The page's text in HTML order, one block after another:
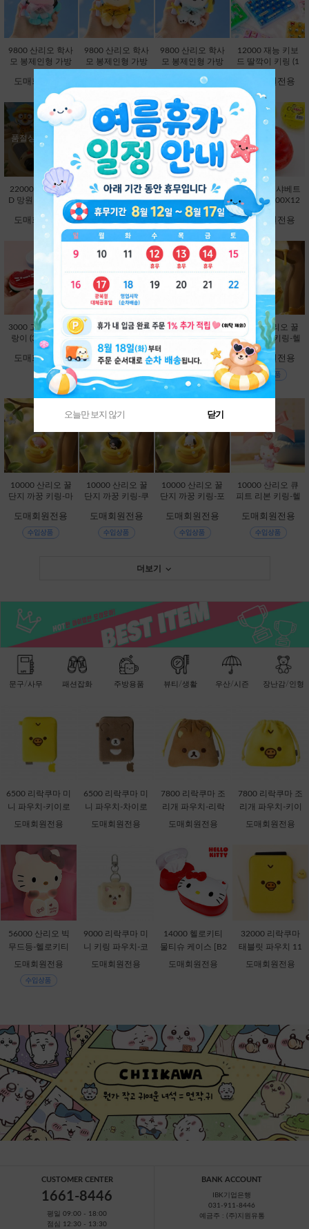
9800 산리오 학사
모 봉제인형 가방
[B2-083234]
도매회원전용
9800 산리오 학사
모 봉제인형 가방
9800 산리오 학사
모 봉제인형 가방
[B2-083227]
도매회원전용
12000 재능 키보
드 딸깍이 키링 (1
45048]
도매회원전용
품절상품입니다.
22000 뽀로로 LE
D 망원경 [C1-373
도매회원전용
3000 플랫볼 스피
너 1탄 (3000X24E
A) [C1-145246]
도매회원전용
7000 망고스틴 크
런치 슬랑이 (7000
X12EA) [B1-1450
17]
도매회원전용
5000 과일 샤베트
슬랑이 (5000X12
EA) [B1-998485]
도매회원전용
3000 고양이빵 말
랑이 (3000X12E
A) [B1-946261]
도매회원전용
5000 젤리 베어 슬
랑이 (5000X12E
A) [B1-461655]
도매회원전용
25000 산리오 별
빛 LED 차량용 방
향제-시나모롤 [C
1-113430]
도매회원전용
10000 산리오 꿀
단지 까꿍 키링-헬
로키티 [C2-32801
3]
도매회원전용
10000 산리오 꿀
단지 까꿍 키링-마
037]
도매회원전용
10000 산리오 꿀
단지 까꿍 키링-쿠
도매회원전용
10000 산리오 꿀
단지 까꿍 키링-포
도매회원전용
10000 산리오 큐
피트 리본 키링-헬
1]
도매회원전용
더보기
문구/사무 패션잡화 주방용품 뷰티/생활 우산/시즌 장난감/인형
6500 리락쿠마 미
니 파우치-키이로
이토리 [C2-06871
도매회원전용
6500 리락쿠마 미
니 파우치-차이로
이코구마 [C2-068
도매회원전용
7800 리락쿠마 조
리개 파우치-리락
쿠마 [C2-068735]
도매회원전용
7800 리락쿠마 조
리개 파우치-키이
로이토리 [C2-068
도매회원전용
56000 산리오 빅
무드등-헬로키티
[C1-315167]
도매회원전용
9000 리락쿠마 미
니 키링 파우치-코
리락쿠마 [C2-069
도매회원전용
14000 헬로키티
물티슈 케이스 [B2
-378816]
도매회원전용
32000 리락쿠마
태블릿 파우치 11
인치-키이로이토
도매회원전용
CUSTOMER CENTER
1661-8446
평일 09:00 - 18:00
점심 12:30 - 13:30
BANK ACCOUNT
IBK기업은행
031-911-8446
예금주 : (주)지원유통
오늘만 보지 않기 닫기